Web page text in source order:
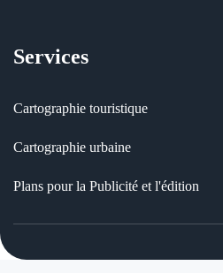
Services
Cartographie touristique
Cartographie urbaine
Plans pour la Publicité et l'édition